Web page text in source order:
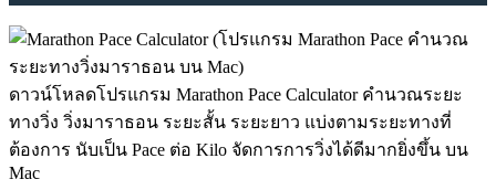
ดาวน์โหลดโปรแกรม Marathon Pace Calculator คำนวณระยะ
ทางวิ่ง วิ่งมาราธอน ระยะสั้น ระยะยาว แบ่งตามระยะทางที่
ต้องการ นับเป็น Pace ต่อ Kilo จัดการการวิ่งได้ดีมากยิ่งขึ้น บน
Mac